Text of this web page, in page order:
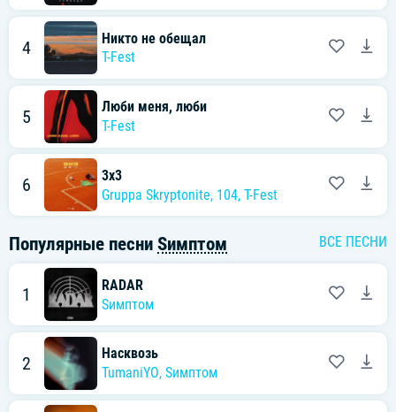
4
Никто не обещал
T-Fest
5
Люби меня, люби
T-Fest
6
3x3
Gruppa Skryptonite, 104, T-Fest
Популярные песни Sимптом ВСЕ ПЕСНИ
1
RADAR
Sимптом
2
Насквозь
TumaniYO, Sимптом